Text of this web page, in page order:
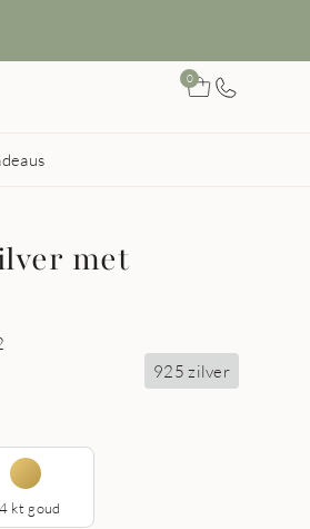
0
met
925 zilver
kt goud